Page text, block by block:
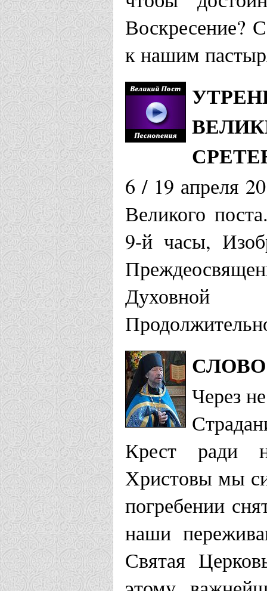
Воскресение?
к нашим
6 / 19 апреля
Великого
9-й часы,
Духовной
Через
Крест ради
Христовы мы
погребении
наши
Святая